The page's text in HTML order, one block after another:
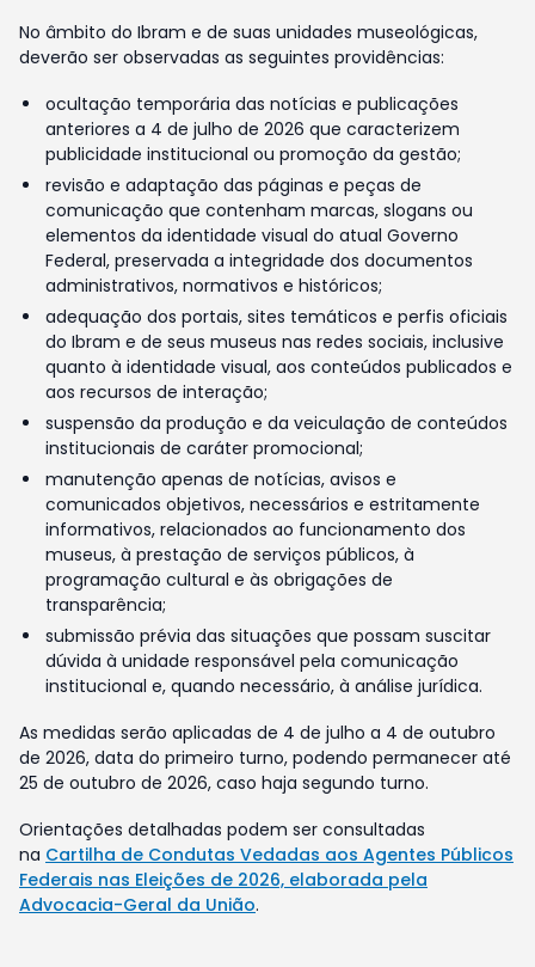
No âmbito do Ibram e de suas unidades museológicas,
deverão ser observadas as seguintes providências:
ocultação temporária das notícias e publicações
anteriores a 4 de julho de 2026 que caracterizem
publicidade institucional ou promoção da gestão;
revisão e adaptação das páginas e peças de
comunicação que contenham marcas, slogans ou
elementos da identidade visual do atual Governo
Federal, preservada a integridade dos documentos
administrativos, normativos e históricos;
adequação dos portais, sites temáticos e perfis oficiais
do Ibram e de seus museus nas redes sociais, inclusive
quanto à identidade visual, aos conteúdos publicados e
aos recursos de interação;
suspensão da produção e da veiculação de conteúdos
institucionais de caráter promocional;
manutenção apenas de notícias, avisos e
comunicados objetivos, necessários e estritamente
informativos, relacionados ao funcionamento dos
museus, à prestação de serviços públicos, à
programação cultural e às obrigações de
transparência;
submissão prévia das situações que possam suscitar
dúvida à unidade responsável pela comunicação
institucional e, quando necessário, à análise jurídica.
As medidas serão aplicadas de 4 de julho a 4 de outubro
de 2026, data do primeiro turno, podendo permanecer até
25 de outubro de 2026, caso haja segundo turno.
Orientações detalhadas podem ser consultadas
na Cartilha de Condutas Vedadas aos Agentes Públicos
Federais nas Eleições de 2026, elaborada pela
Advocacia-Geral da União.